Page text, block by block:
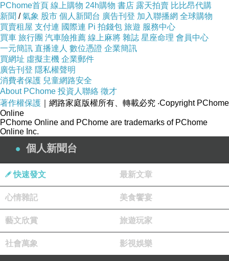
日前想購入a Lady ’s真皮 斜背包 超人氣學院風多隔層設計
(拿鐵咖)，想到家裡原本舊的也使用了好幾年，該是換新
的時候了。網路上比價比了好久，最後決定在Yahoo奇摩
購物中心購買！
現在這個物價越來越貴，但是薪資卻不太漲的年代，省錢
可以說是每個人都必須要會的技能，其實發現很多網購商
品，只要好好挑，就可以用最超值的價位買到所需的商
品。網路商店營業成本低、不受空間、時間的限制，整合
眾多種品牌，且網站流量高，如：Yahoo奇摩購物中心、
MOMO購物網
GOHAPPY快樂購物網、
店......等都是全方位的購物網站，產品齊全、圖示說明清
楚，配送系統、退換貨機制健全，提供整套完整的購物、
客服系統，都是值得推薦的購物網站。購買商品，除了考
量價格以外，售後服務也是很重要的，不然縱使價格再便
PChome首頁 線上購物 24h購物 書店 露天拍賣 比比昂代購
新聞 /氣象 股市 個人新聞台 廣告刊登 加入聯播網 全球購物
買賣租屋 支付連 國際連 Pi 拍錢包 旅遊 服務中心
買車 旅行團 汽車險推薦 線上麻將 雜誌 星座命理 會員中心
一元簡訊 直播達人 數位憑證 企業簡訊
買網址 虛擬主機 企業郵件
廣告刊登 隱私權聲明
消費者保護 兒童網路安全
About PChome 投資人聯絡 徵才
著作權保護 ｜網路家庭版權所有、轉載必究 ‧Copyright PChome
Online
PChome Online and PChome are trademarks of PChome
Online Inc.
個人新聞台
快速發文 最新文章
心情雜記 美食饗宴
藝文欣賞 旅遊玩家
社會萬象 影視娛樂